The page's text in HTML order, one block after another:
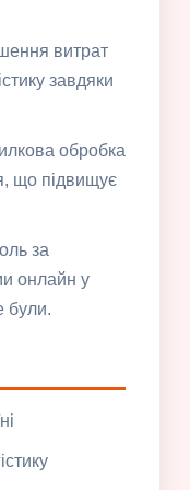
витрат
завдяки
обробка
що підвищує
за
онлайн у
були.